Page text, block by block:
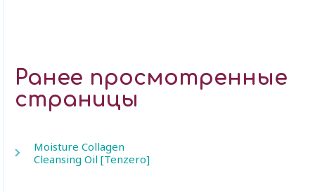
Ранее просмотренные
страницы
Moisture Collagen
Cleansing Oil [Tenzero]